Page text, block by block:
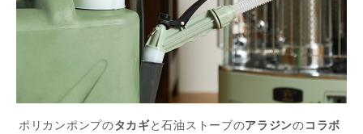
ポリカンポンプのタカギと石油ストーブのアラジンのコラボ